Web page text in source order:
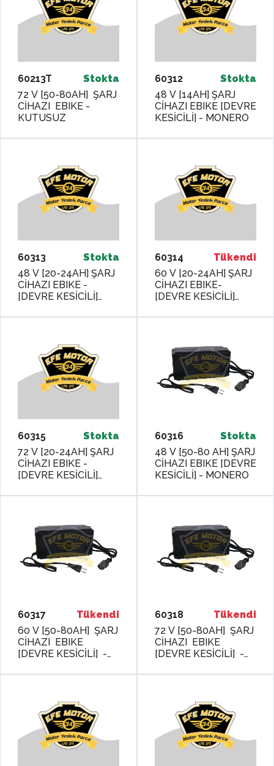
60213T
Stokta
72 V [50-80AH] ŞARJ
CİHAZI EBIKE -
KUTUSUZ
60312
Stokta
48 V [14AH] ŞARJ
CİHAZI EBIKE [DEVRE
KESİCİLİ] - MONERO
60313
Stokta
48 V [20-24AH] ŞARJ
CİHAZI EBIKE -
[DEVRE KESİCİLİ]
60314
Tükendi
60 V [20-24AH] ŞARJ
CİHAZI EBIKE-
[DEVRE KESİCİLİ]
60315
Stokta
72 V [20-24AH] ŞARJ
CİHAZI EBIKE -
[DEVRE KESİCİLİ]
60316
Stokta
48 V [50-80 AH] ŞARJ
CİHAZI EBIKE [DEVRE
KESİCİLİ] - MONERO
60317
Tükendi
60 V [50-80AH] ŞARJ
CİHAZI EBIKE
[DEVRE KESİCİLİ] -
60318
Tükendi
72 V [50-80AH] ŞARJ
CİHAZI EBIKE
[DEVRE KESİCİLİ] -